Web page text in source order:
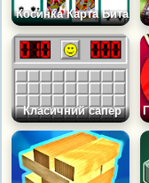
Косинка Карта Бита
Класичний сапер